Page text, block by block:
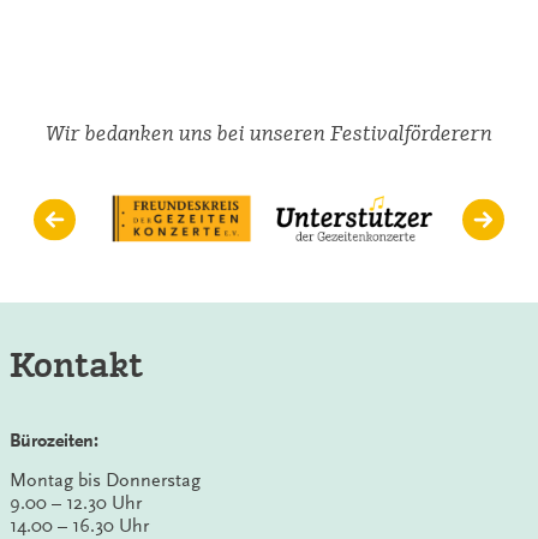
Wir bedanken uns bei unseren Festivalförderern
Kontakt
Bürozeiten:
Montag bis Donnerstag
9.00 – 12.30 Uhr
14.00 – 16.30 Uhr